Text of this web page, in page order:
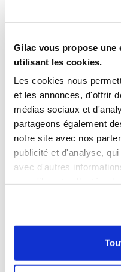
Gilac vous propose une
utilisant les cookies.
Les cookies nous
et les annonces, d'offrir
médias sociaux et
partageons également
notre site avec nos
publicité et d'analyse,
avec d'autres
g/cm3
Informations données à
d’utilisation standards.
indiquées sont des
lien avec des temps
sensiblement selon les
Contactez-nous pour des
utilisations de nos
d’utilisateur.
MATIÈRES